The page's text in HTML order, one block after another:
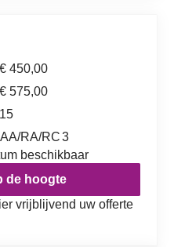
€ 450,00
€ 575,00
15
AA/RA/RC3
beschikbaar
de hoogte
vrijblijvend uw offerte